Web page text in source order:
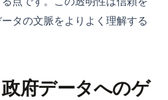
タの文脈をよりよく理解する
府データへのゲ